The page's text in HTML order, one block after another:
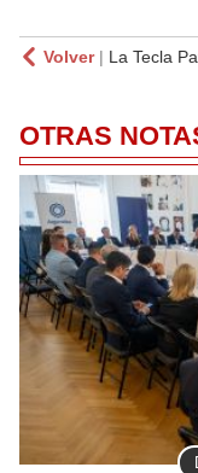
Volver| La Tecla
OTRAS